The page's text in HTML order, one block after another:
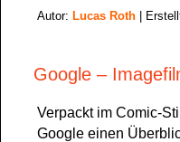
Autor: Lucas Roth |
Google –
Verpackt im Comic-
Google einen